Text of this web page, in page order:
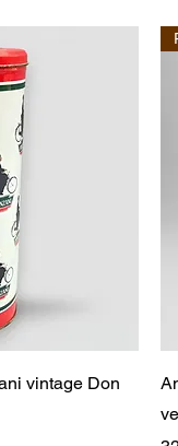
vintage Don